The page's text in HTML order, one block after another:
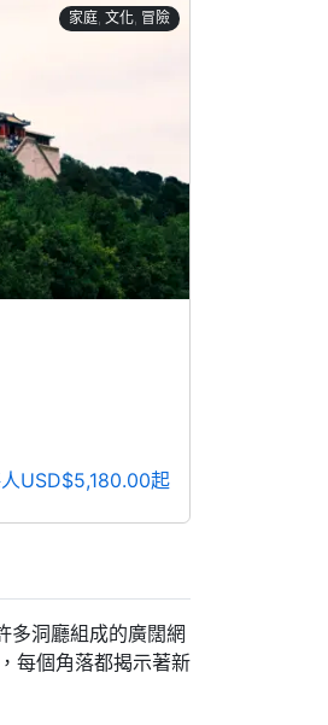
家庭, 文化, 冒險
USD$5,180.00起
多洞廳組成的廣闊網
每個角落都揭示著新